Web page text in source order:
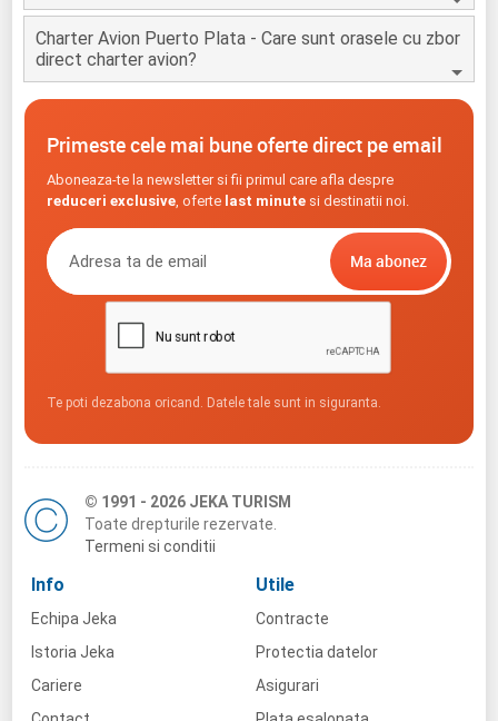
Charter Avion Puerto Plata - Care sunt orasele cu zbor
direct charter avion?
Primeste cele mai bune oferte direct pe email
Aboneaza-te la newsletter si fii primul care afla despre
reduceri exclusive, oferte last minutesi destinatii noi.
Te poti dezabona oricand. Datele tale sunt in siguranta.
© 1991 - 2026 JEKA TURISM
Toate drepturile rezervate.
Termeni si conditii
Info
Echipa Jeka
Istoria Jeka
Cariere
Utile
Contracte
Protectia datelor
Asigurari